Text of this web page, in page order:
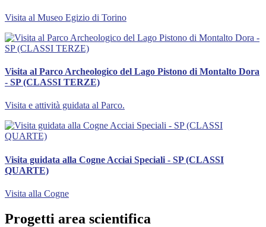
Visita al Museo Egizio di Torino
Visita al Parco Archeologico del Lago Pistono di Montalto Dora
- SP (CLASSI TERZE)
Visita e attività guidata al Parco.
Visita guidata alla Cogne Acciai Speciali - SP (CLASSI
QUARTE)
Visita alla Cogne
Progetti area scientifica